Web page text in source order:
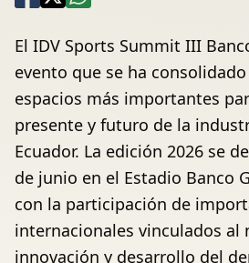
El IDV Sports Summit III
evento que se ha
espacios más importantes
presente y futuro de la
Ecuador. La edición 2026 se
de junio en el Estadio Banco
con la participación de
internacionales vinculados al
innovación y desarrollo del